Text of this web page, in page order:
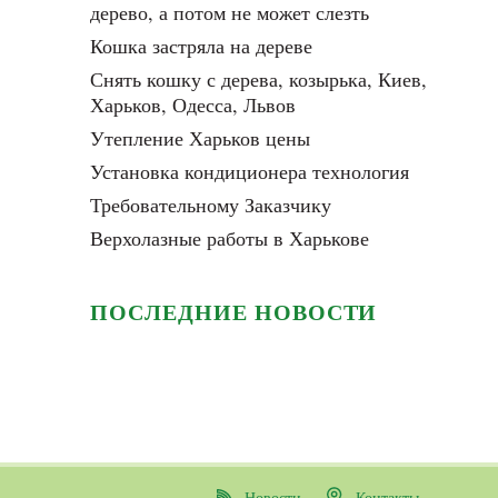
дерево, а потом не может слезть
Кошка застряла на дереве
Снять кошку с дерева, козырька, Киев,
Харьков, Одесса, Львов
Утепление Харьков цены
Установка кондиционера технология
Требовательному Заказчику
Верхолазные работы в Харькове
ПОСЛЕДНИЕ НОВОСТИ